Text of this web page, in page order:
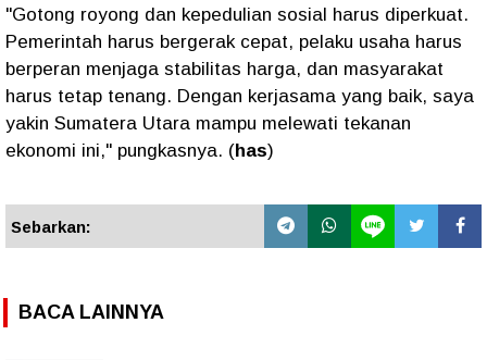
"Gotong royong dan kepedulian sosial harus diperkuat.
Pemerintah harus bergerak cepat, pelaku usaha harus
berperan menjaga stabilitas harga, dan masyarakat
harus tetap tenang. Dengan kerjasama yang baik, saya
yakin Sumatera Utara mampu melewati tekanan
ekonomi ini," pungkasnya. (has)
Sebarkan:
BACA LAINNYA